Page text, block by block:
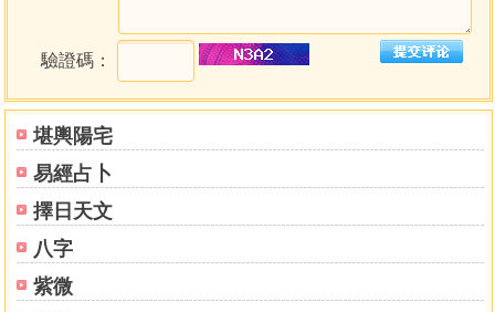
堪輿陽宅
易經占卜
擇日天文
八字
紫微
驗證碼：